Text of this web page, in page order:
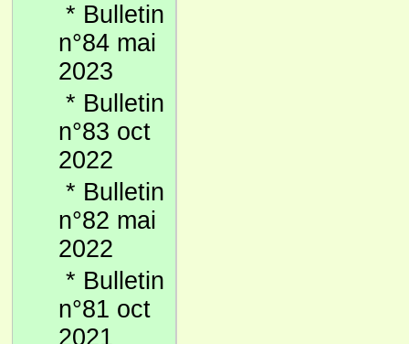
* Bulletin
n°84 mai
2023
* Bulletin
n°83 oct
2022
* Bulletin
n°82 mai
2022
* Bulletin
n°81 oct
2021